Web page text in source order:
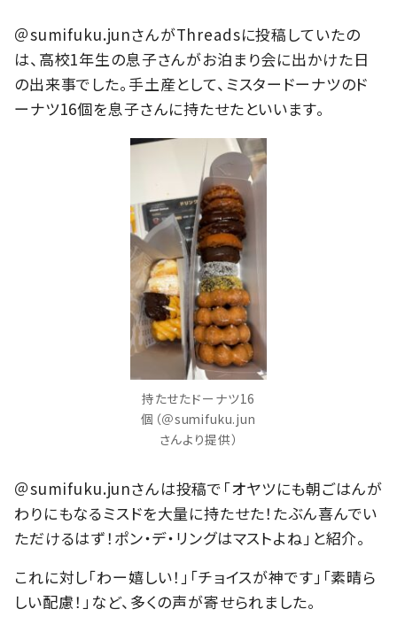
＠sumifuku.junさんがThreadsに投稿していたの
は、高校1年生の息子さんがお泊まり会に出かけた日
の出来事でした。手土産として、ミスタードーナツのド
ーナツ16個を息子さんに持たせたといいます。
持たせたドーナツ16
個（＠sumifuku.jun
さんより提供）
＠sumifuku.junさんは投稿で「オヤツにも朝ごはんが
わりにもなるミスドを大量に持たせた！たぶん喜んでい
ただけるはず！ポン・デ・リングはマストよね」と紹介。
これに対し「わー嬉しい！」「チョイスが神です」「素晴ら
しい配慮！」など、多くの声が寄せられました。